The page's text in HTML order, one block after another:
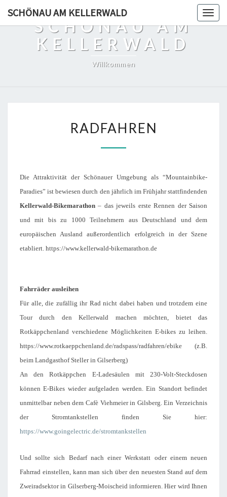
SCHÖNAU AM KELLERWALD
SCHÖNAU AM
KELLERWALD
Willkommen
A
F
H
E
N
RADFAHREN
Die Attraktivität der Schönauer Umgebung als “Mountainbike-
Paradies” ist bewiesen durch den jährlich im Frühjahr stattfindenden
Kellerwald-Bikemarathon – das jeweils erste Rennen der Saison
und mit bis zu 1000 Teilnehmern aus Deutschland und dem
europäischen Ausland außerordentlich erfolgreich in der Szene
etabliert. https://www.kellerwald-bikemarathon.de
Fahrräder ausleihen
Für alle, die zufällig ihr Rad nicht dabei haben und trotzdem eine
Tour durch den Kellerwald machen möchten, bietet das
Rotkäppchenland verschiedene Möglichkeiten E-bikes zu leihen.
https://www.rotkaeppchenland.de/radspass/radfahren/ebike (z.B.
beim Landgasthof Steller in Gilserberg)
An den Rotkäppchen E-Ladesäulen mit 230-Volt-Steckdosen
können E-Bikes wieder aufgeladen werden. Ein Standort befindet
unmittelbar neben dem Cafè Viehmeier in Gilsberg.Ein Verzeichnis
der Stromtankstellen finden Sie hier:
https://www.goingelectric.de/stromtankstellen
Und sollte sich Bedarf nach einer Werkstatt oder einem neuen
Fahrrad einstellen, kann man sich über den neuesten Stand auf dem
Zweiradsektor in Gilserberg-Moischeid informieren. Hier wird Ihnen